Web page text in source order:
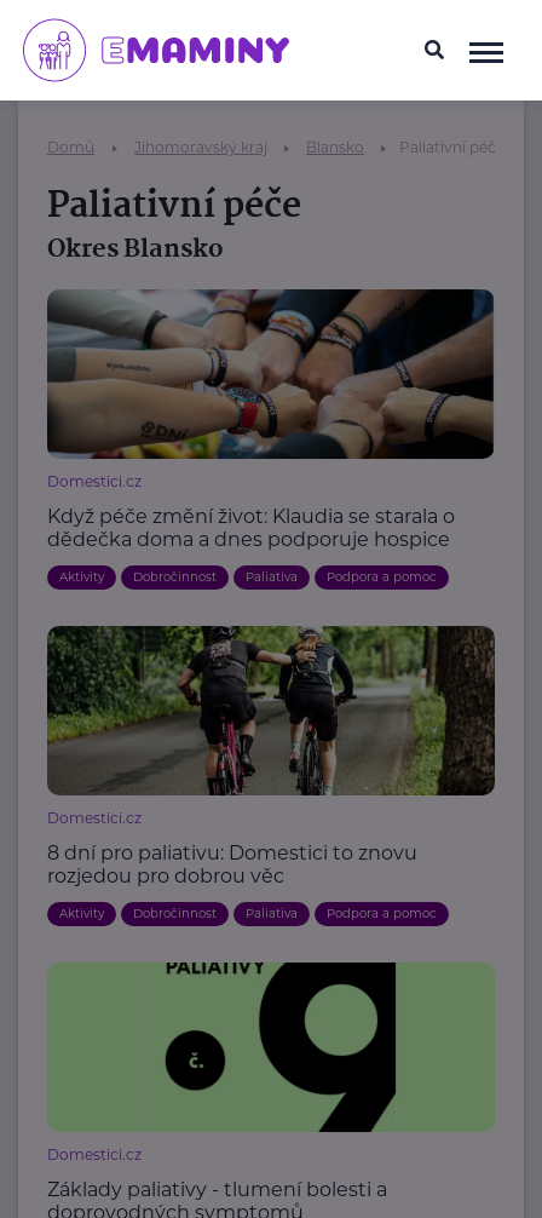
Domů Jihomoravský kraj Blansko Paliativní péče
Paliativní péče
Okres Blansko
Domestici.cz
Když péče změní život: Klaudia se starala o
dědečka doma a dnes podporuje hospice
Aktivity Dobročinnost Paliativa Podpora a pomoc
Domestici.cz
8 dní pro paliativu: Domestici to znovu
rozjedou pro dobrou věc
Aktivity Dobročinnost Paliativa Podpora a pomoc
Domestici.cz
Základy paliativy - tlumení bolesti a
doprovodných symptomů